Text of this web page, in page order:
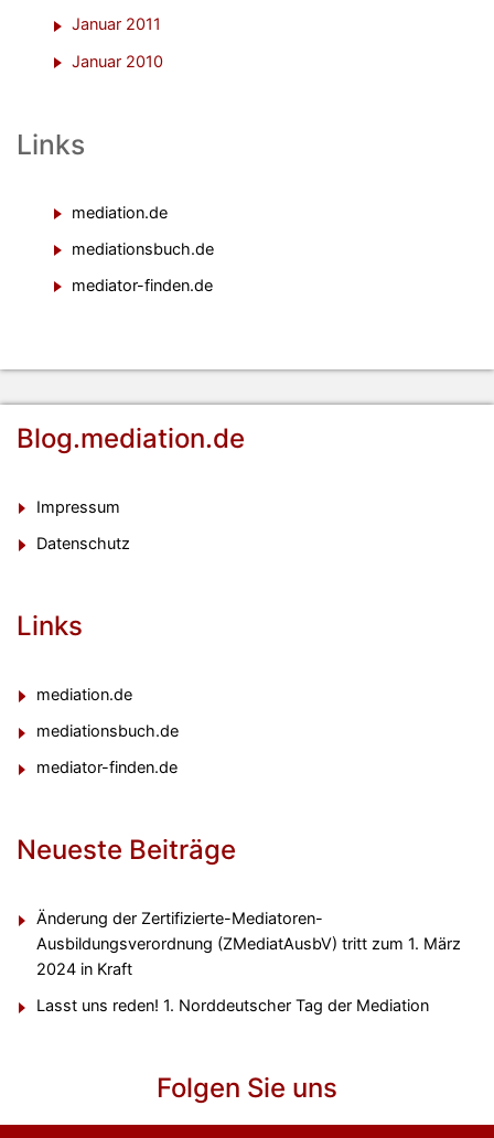
Januar 2011
Januar 2010
Links
mediation.de
mediationsbuch.de
mediator-finden.de
Blog.mediation.de
Impressum
Datenschutz
Links
mediation.de
mediationsbuch.de
mediator-finden.de
Neueste Beiträge
Änderung der Zertifizierte-Mediatoren-
Ausbildungsverordnung (ZMediatAusbV) tritt zum 1. März
2024 in Kraft
Lasst uns reden! 1. Norddeutscher Tag der Mediation
Folgen Sie uns